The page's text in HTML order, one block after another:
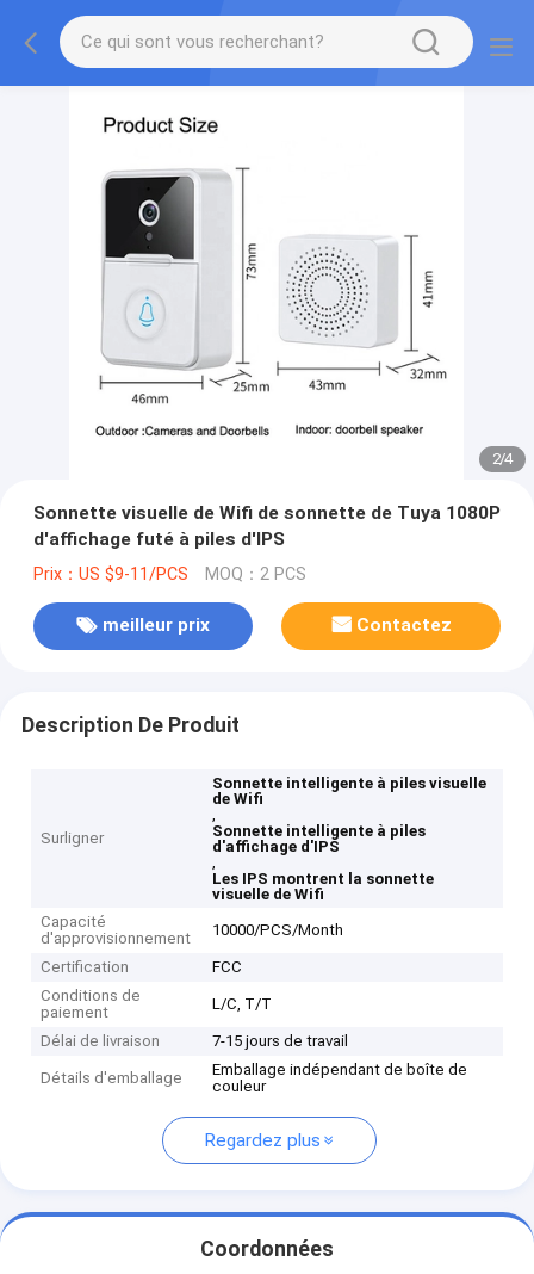
2/4
Sonnette visuelle de Wifi de sonnette de Tuya 1080P
d'affichage futé à piles d'IPS
Prix：US $9-11/PCS MOQ：2 PCS
meilleur prix Contactez
Description De Produit
Surligner
Sonnette intelligente à piles visuelle
de Wifi
,
Sonnette intelligente à piles
d'affichage d'IPS
,
Les IPS montrent la sonnette
visuelle de Wifi
Capacité
d'approvisionnement
10000/PCS/Month
Certification
FCC
Conditions de
paiement
L/C, T/T
Délai de livraison 7-15 jours de travail
Détails d'emballage
Emballage indépendant de boîte de
couleur
Regardez plus
Coordonnées